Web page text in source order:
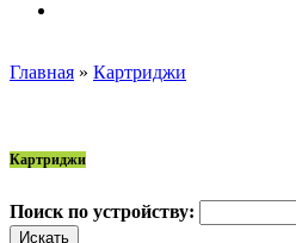
Главная » Картриджи
Картриджи
Поиск по устройству: